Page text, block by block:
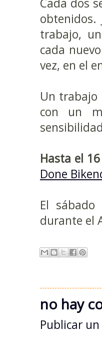
trabajo,
cada
vez, en el
Un trabajo
con un
Hasta el
Done
El sábado
durante el
no hay
Publicar